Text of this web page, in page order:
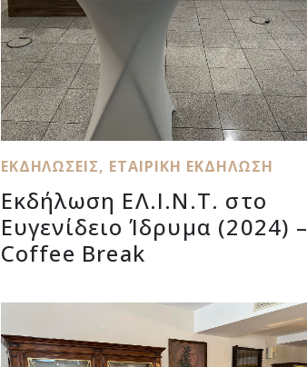
ΕΚΔΗΛΏΣΕΙΣ, ΕΤΑΙΡΙΚΉ ΕΚΔΉΛΩΣΗ
Εκδήλωση ΕΛ.Ι.Ν.Τ. στο
Ευγενίδειο Ίδρυμα (2024) –
Coffee Break